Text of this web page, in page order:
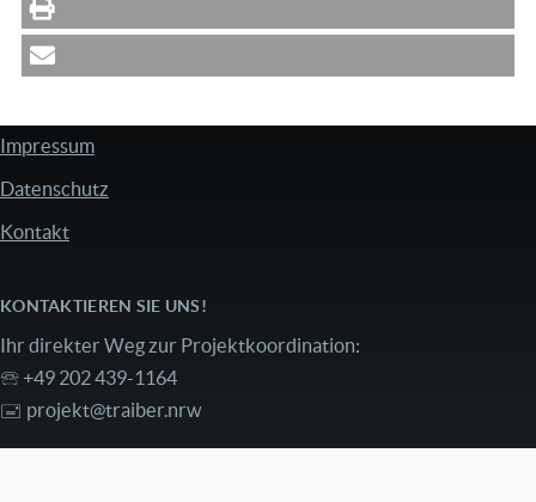
FUSSZEILE
Impressum
Datenschutz
Kontakt
KONTAKTIEREN SIE UNS!
Ihr direkter Weg zur Projektkoordination:
🕾 +49 202 439-1164
🖃 projekt@traiber.nrw